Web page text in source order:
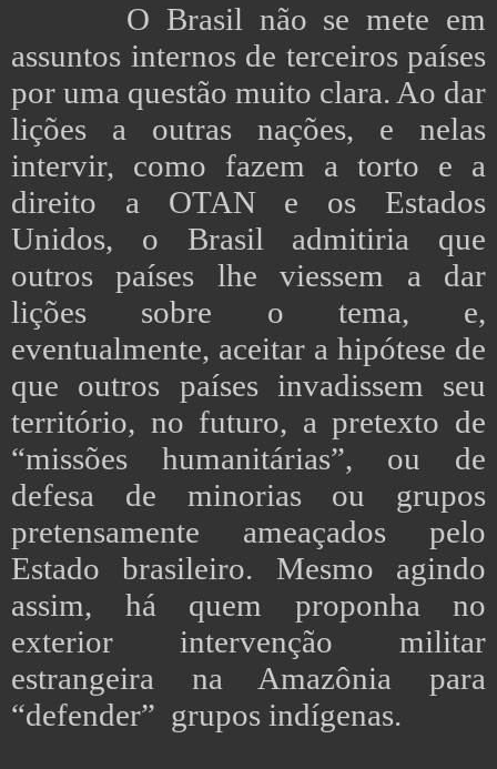
O Brasil não se mete em
assuntos internos de terceiros países
por uma questão muito clara. Ao dar
lições a outras nações, e nelas
intervir, como fazem a torto e a
direito a OTAN e os Estados
Unidos, o Brasil admitiria que
outros países lhe viessem a dar
lições sobre o tema, e,
eventualmente, aceitar a hipótese de
que outros países invadissem seu
território, no futuro, a pretexto de
“missões humanitárias”, ou de
defesa de minorias ou grupos
pretensamente ameaçados pelo
Estado brasileiro. Mesmo agindo
assim, há quem proponha no
exterior intervenção militar
estrangeira na Amazônia para
“defender” grupos indígenas.